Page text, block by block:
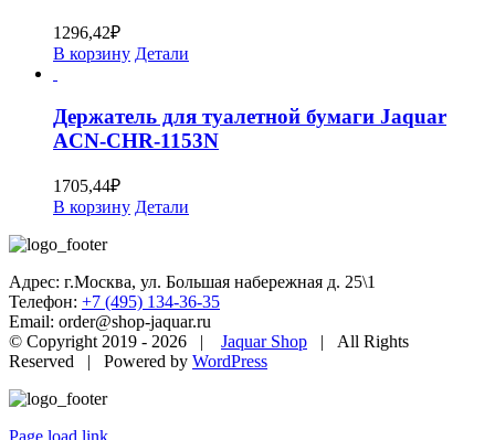
1296,42₽
В корзину Детали
Держатель для туалетной бумаги Jaquar
ACN-CHR-1153N
1705,44₽
В корзину Детали
Адрес: г.Москва, ул. Большая набережная д. 25\1
Телефон: +7 (495) 134-36-35
Email: order@shop-jaquar.ru
© Copyright 2019 - 2026 | Jaquar Shop | All Rights
Reserved | Powered by WordPress